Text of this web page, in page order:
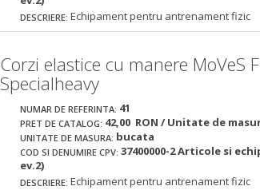
DESCRIERE: Echipament pentru antrenament fizic
Corzi elastice cu manere MoVeS
Specialheavy
NUMAR DE REFERINTA: 41
PRET DE CATALOG: 42,00 RON / Unitate de
UNITATE DE MASURA: bucata
COD SI DENUMIRE CPV: 37400000-2 Articole si
ev.2)
DESCRIERE: Echipament pentru antrenament fizic